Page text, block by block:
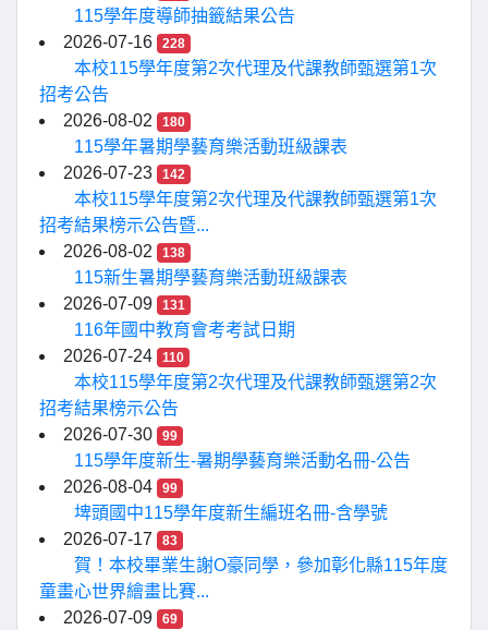
115學年度導師抽籤結果公告
2026-07-16
228
本校115學年度第2次代理及代課教師甄選第1次
招考公告
2026-08-02
180
115學年暑期學藝育樂活動班級課表
2026-07-23
142
本校115學年度第2次代理及代課教師甄選第1次
招考結果榜示公告暨...
2026-08-02
138
115新生暑期學藝育樂活動班級課表
2026-07-09
131
116年國中教育會考考試日期
2026-07-24
110
本校115學年度第2次代理及代課教師甄選第2次
招考結果榜示公告
2026-07-30
99
115學年度新生-暑期學藝育樂活動名冊-公告
2026-08-04
99
埤頭國中115學年度新生編班名冊-含學號
2026-07-17
83
賀！本校畢業生謝O豪同學，參加彰化縣115年度
童畫心世界繪畫比賽...
2026-07-09
69